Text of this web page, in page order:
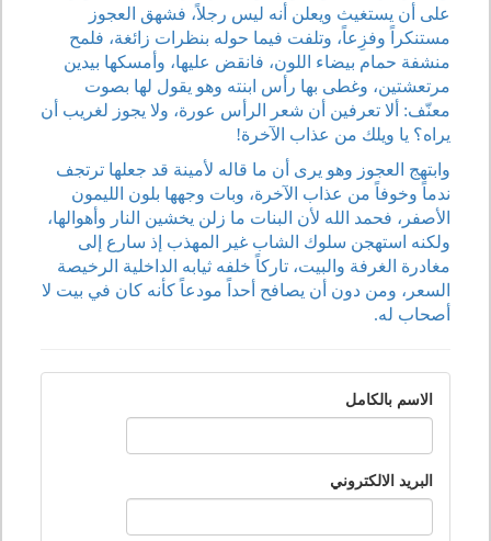
على أن يستغيث ويعلن أنه ليس رجلاً، فشهق العجوز
مستنكراً وفزِعاً، وتلفت فيما حوله بنظرات زائغة، فلمح
منشفة حمام بيضاء اللون، فانقض عليها، وأمسكها بيدين
مرتعشتين، وغطى بها رأس ابنته وهو يقول لها بصوت
معنّف: ألا تعرفين أن شعر الرأس عورة، ولا يجوز لغريب أن
يراه؟ يا ويلك من عذاب الآخرة!
وابتهج العجوز وهو يرى أن ما قاله لأمينة قد جعلها ترتجف
ندماً وخوفاً من عذاب الآخرة، وبات وجهها بلون الليمون
الأصفر، فحمد الله لأن البنات ما زلن يخشين النار وأهوالها،
ولكنه استهجن سلوك الشاب غير المهذب إذ سارع إلى
مغادرة الغرفة والبيت، تاركاً خلفه ثيابه الداخلية الرخيصة
السعر، ومن دون أن يصافح أحداً مودعاً كأنه كان في بيت لا
أصحاب له.
الاسم بالكامل
البريد الالكتروني